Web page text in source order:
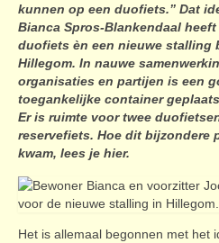
kunnen op een duofiets.” Dat
Bianca Spros-Blankendaal
duofiets èn een nieuwe stalling
Hillegom. In nauwe
organisaties en partijen is een
toegankelijke container
Er is ruimte voor twee
reservefiets. Hoe dit bijzondere
kwam, lees je hier.
Het is allemaal begonnen met het